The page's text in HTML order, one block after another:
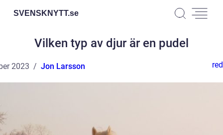
SVENSKNYTT.se
Vilken typ av djur är en pudel
2023 Jon Larsson